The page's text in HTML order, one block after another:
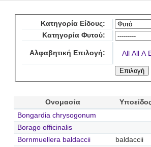
Κατηγορία Είδους:
Κατηγορία Φυτού:
Αλφαβητική Επιλογή: All All A
Ονομασία
Bongardia chrysogonum
Borago officinalis
Bornmuellera baldaccii
baldaccii